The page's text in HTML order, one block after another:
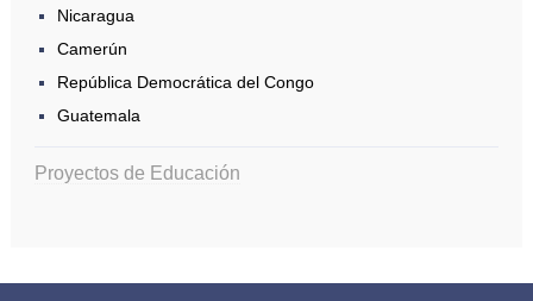
Nicaragua
Camerún
República Democrática del Congo
Guatemala
Proyectos de Educación